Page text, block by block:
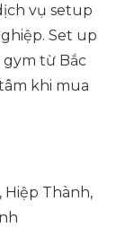
vụ setup
Set up
gym từ Bắc
khi mua
Hiệp Thành,